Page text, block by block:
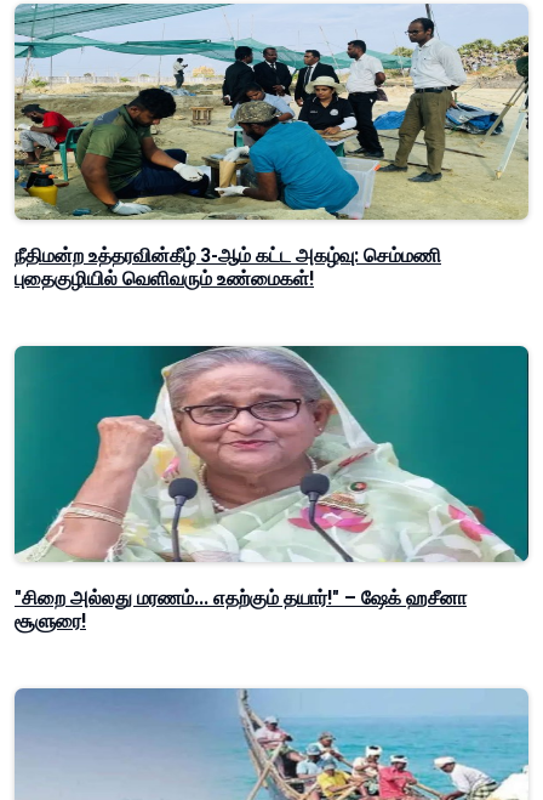
நீதிமன்ற உத்தரவின்கீழ் 3-ஆம் கட்ட அகழ்வு: செம்மணி
புதைகுழியில் வெளிவரும் உண்மைகள்!
"சிறை அல்லது மரணம்... எதற்கும் தயார்!" – ஷேக் ஹசீனா
சூளுரை!